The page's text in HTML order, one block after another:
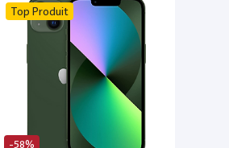
-58%
Top Produit